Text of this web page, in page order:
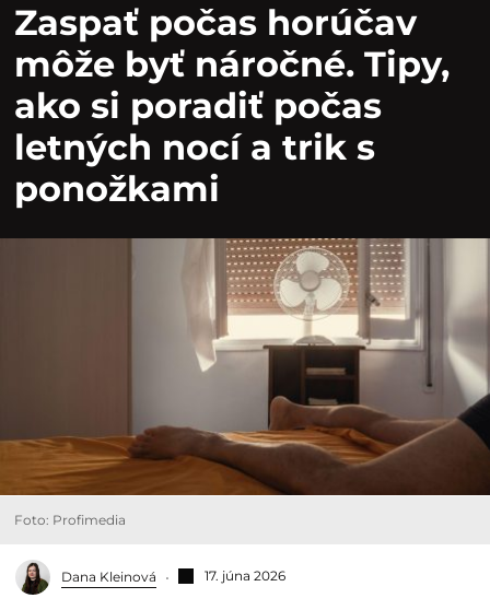
Zaspať počas horúčav
môže byť náročné. Tipy,
ako si poradiť počas
letných nocí a trik s
ponožkami
Foto: Profimedia
Dana Kleinová 17. júna 2026